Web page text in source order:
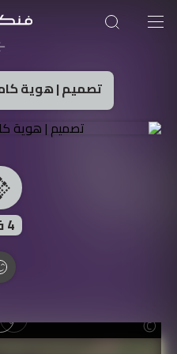
تصميم | هوية
4
صورة
Abid